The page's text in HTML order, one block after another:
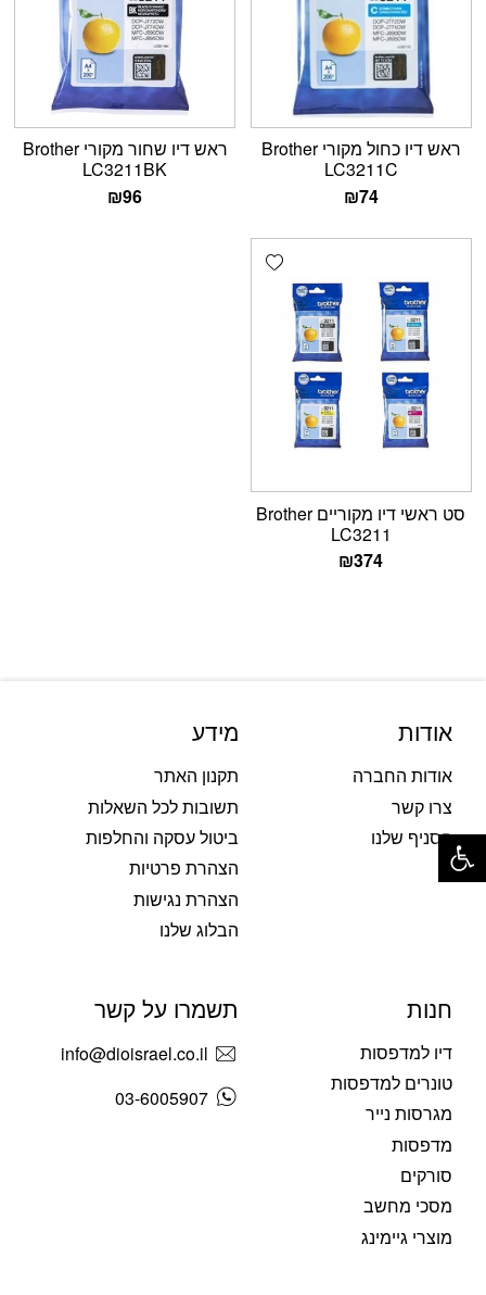
ראש דיו כחול מקורי Brother
LC3211C
₪74
ראש דיו שחור מקורי Brother
LC3211BK
₪96
Add wishlist
סט ראשי דיו מקוריים Brother
LC3211
₪374
אודות
אודות החברה
צרו קשר
הסניף שלנו
מידע
תקנון האתר
תשובות לכל השאלות
ביטול עסקה והחלפות
הצהרת פרטיות
הצהרת נגישות
הבלוג שלנו
חנות
דיו למדפסות
טונרים למדפסות
מגרסות נייר
מדפסות
סורקים
מסכי מחשב
מוצרי גיימינג
תשמרו על קשר
info@dioisrael.co.il
03-6005907
פתח סרגל נגישות